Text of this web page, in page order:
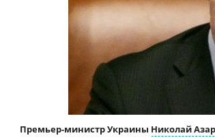
Премьер-министр Украины Николай